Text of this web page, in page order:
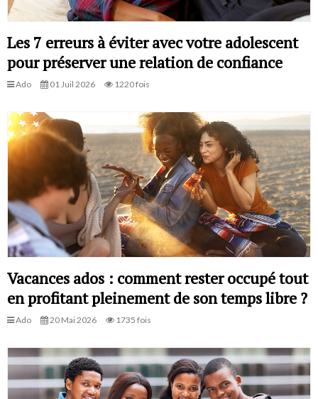
Les 7 erreurs à éviter avec votre adolescent
pour préserver une relation de confiance
Ado 01 Juil 2026 1220 fois
Vacances ados : comment rester occupé tout
en profitant pleinement de son temps libre ?
Ado 20 Mai 2026 1735 fois